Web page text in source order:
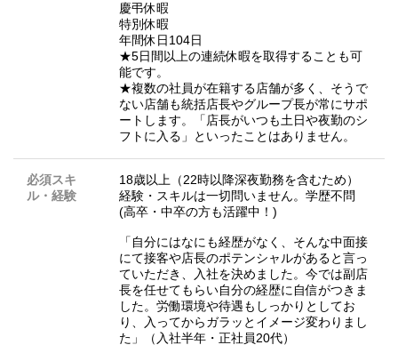
慶弔休暇
特別休暇
年間休日104日
★5日間以上の連続休暇を取得することも可
能です。
★複数の社員が在籍する店舗が多く、そうで
ない店舗も統括店長やグループ長が常にサポ
ートします。「店長がいつも土日や夜勤のシ
フトに入る」といったことはありません。
必須スキ
ル・経験
18歳以上（22時以降深夜勤務を含むため）
経験・スキルは一切問いません。学歴不問
(高卒・中卒の方も活躍中！)
「自分にはなにも経歴がなく、そんな中面接
にて接客や店長のポテンシャルがあると言っ
ていただき、入社を決めました。今では副店
長を任せてもらい自分の経歴に自信がつきま
した。労働環境や待遇もしっかりとしてお
り、入ってからガラッとイメージ変わりまし
た」（入社半年・正社員20代）